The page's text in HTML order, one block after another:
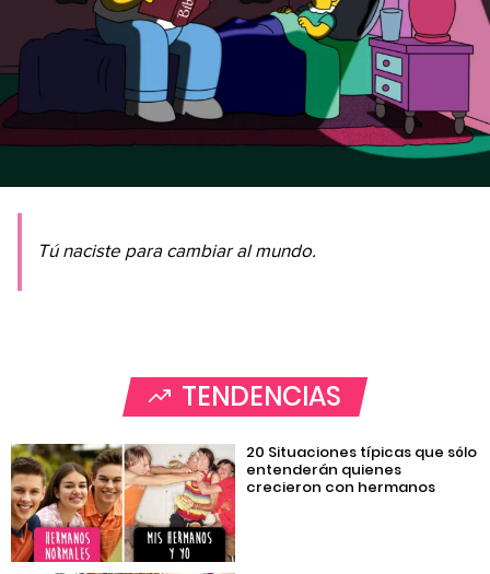
Tú naciste para cambiar al mundo.
TENDENCIAS
20 Situaciones típicas que sólo
entenderán quienes
crecieron con hermanos